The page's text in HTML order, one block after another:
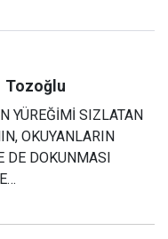
Tozoğlu
YÜREĞİMİ SIZLATAN
OKUYANLARIN
DE DOKUNMASI